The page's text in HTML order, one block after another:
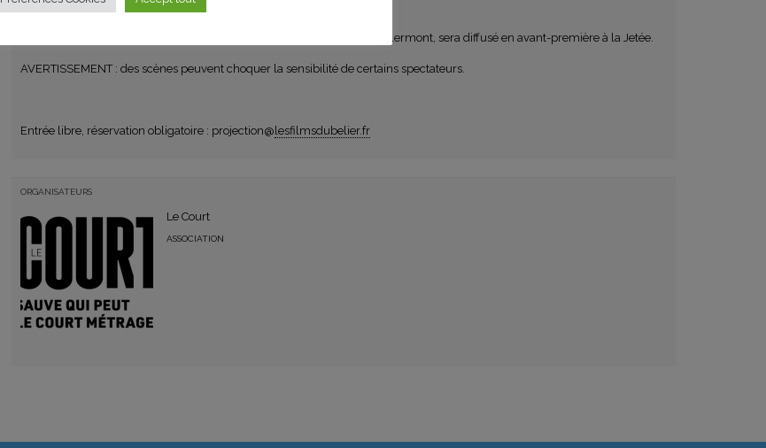
Issei, court métrage de Christophe Nanga-Oly tourné dans la ville de Clermont, sera diffusé en avant-première à la Jetée.
AVERTISSEMENT : des scènes peuvent choquer la sensibilité de certains spectateurs.
Entrée libre, réservation obligatoire : projection@lesfilmsdubelier.fr
ORGANISATEURS
Le Court
ASSOCIATION